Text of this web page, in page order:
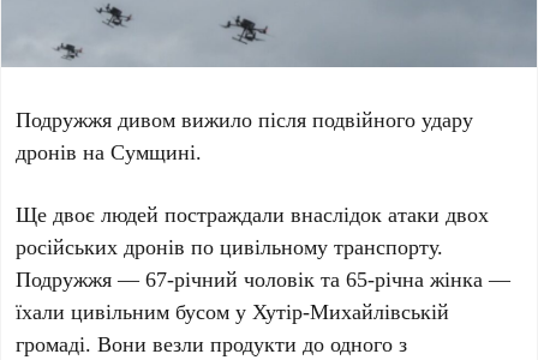
Подружжя дивом вижило після подвійного удару
дронів на Сумщині.
Ще двоє людей постраждали внаслідок атаки двох
російських дронів по цивільному транспорту.
Подружжя — 67-річний чоловік та 65-річна жінка —
їхали цивільним бусом у Хутір-Михайлівській
громаді. Вони везли продукти до одного з